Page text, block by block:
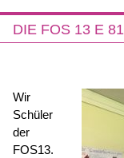
DIE FOS 13 E 81
Wir
Schüler
der
FOS13.